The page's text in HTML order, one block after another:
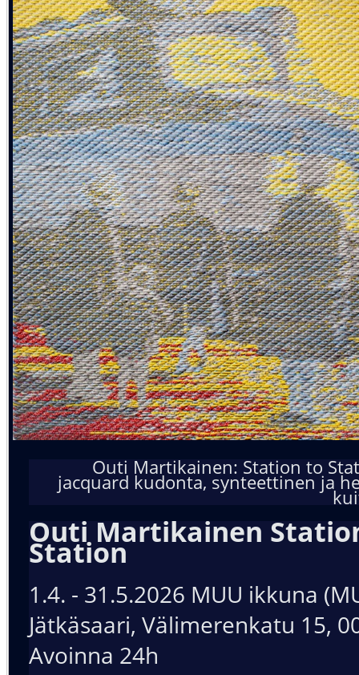
Outi Martikainen: Station to
jacquard kudonta, synteettinen ja
Outi Martikainen
Station
1.4. - 31.5.2026 MUU ikkuna
Jätkäsaari, Välimerenkatu 15,
Avoinna 24h